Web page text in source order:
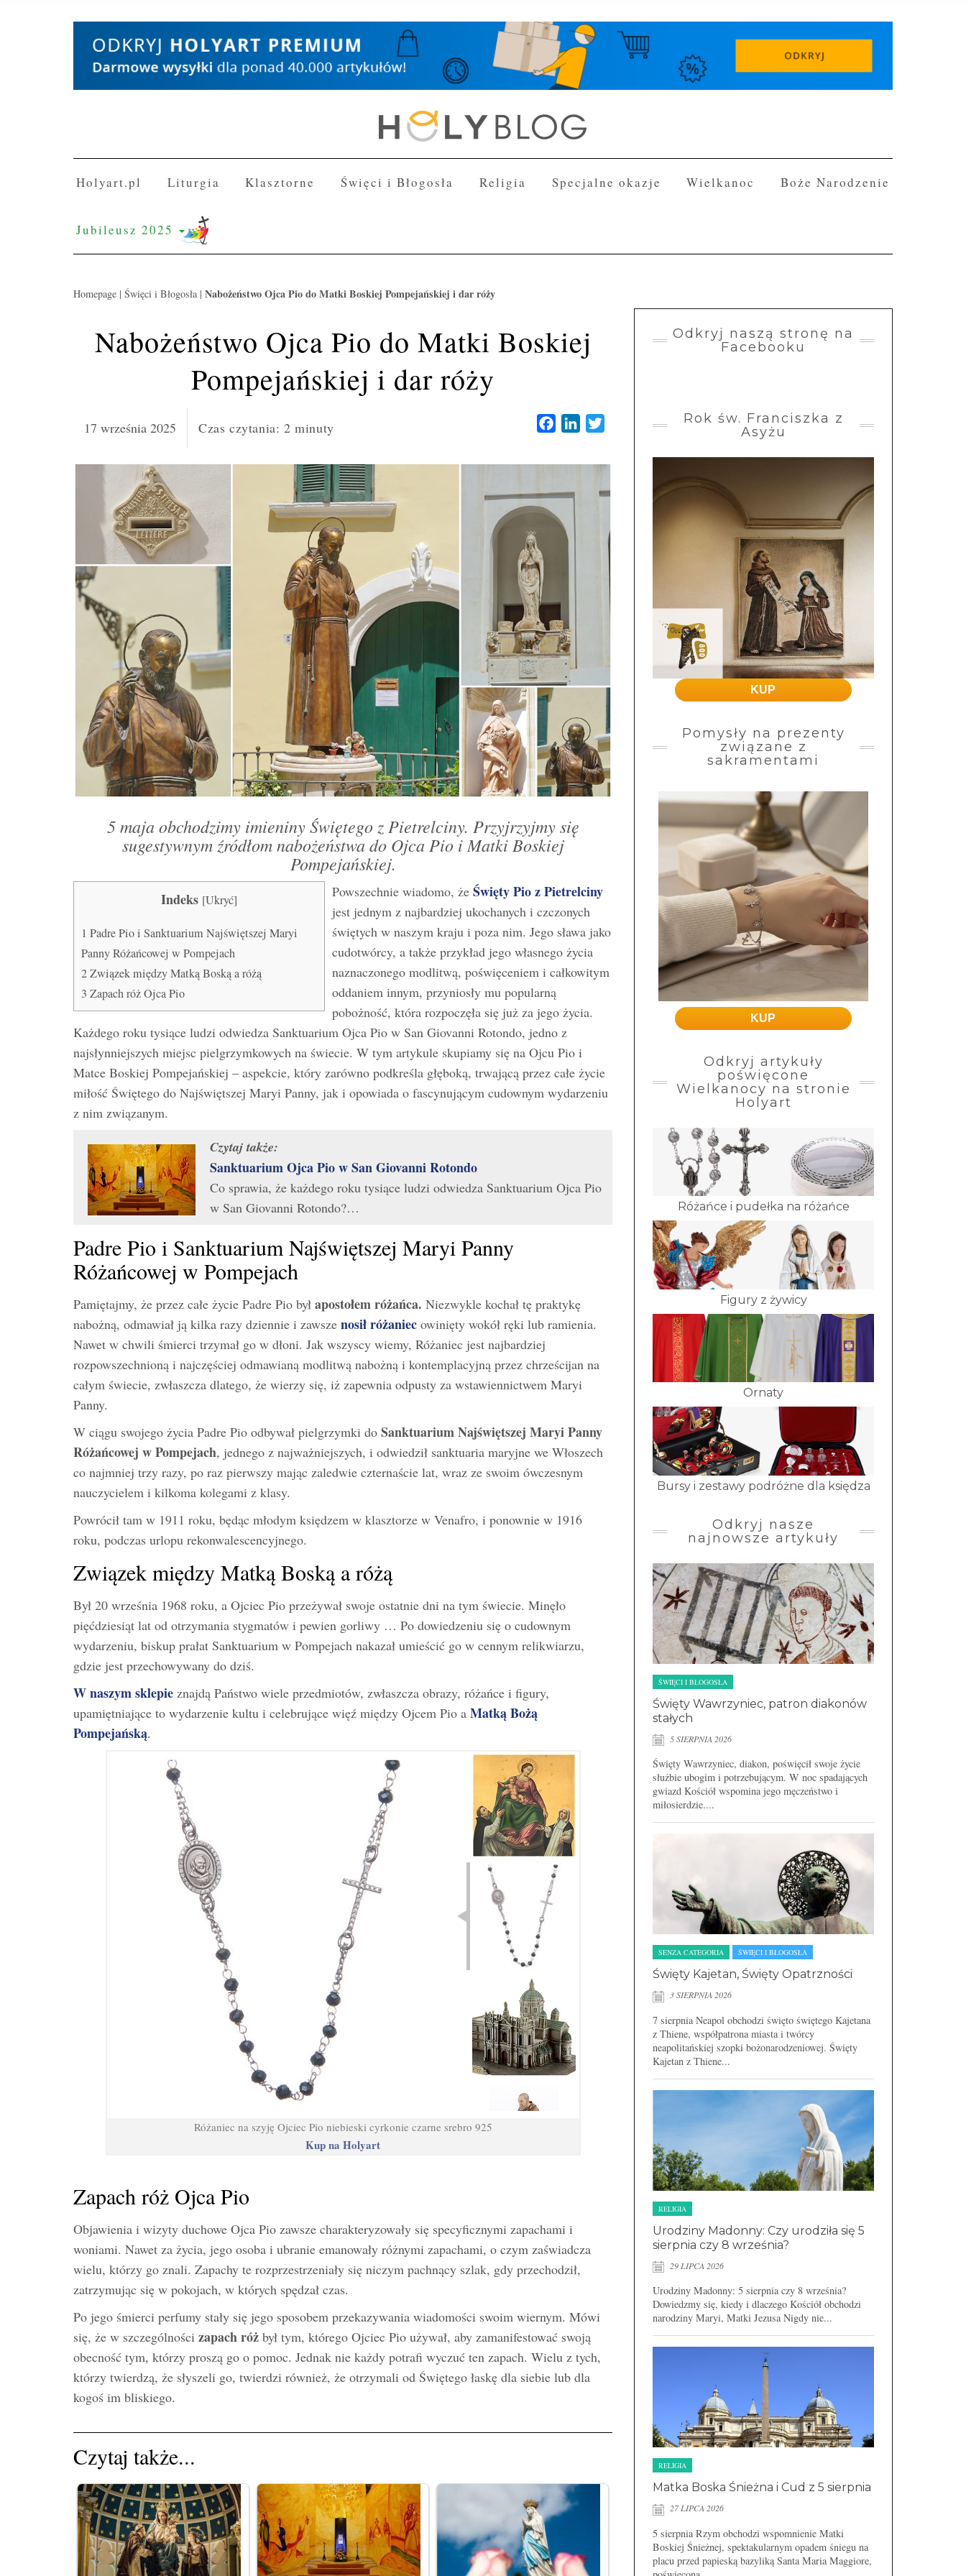
Holyart.pl Liturgia Klasztorne Święci i Błogosła Religia Specjalne okazje Wielkanoc Boże Narodzenie
Jubileusz 2025
Homepage | Święci i Błogosła | Nabożeństwo Ojca Pio do Matki Boskiej Pompejańskiej i dar róży
Nabożeństwo Ojca Pio do Matki Boskiej
Pompejańskiej i dar róży
17 września 2025 Czas czytania: 2 minuty FacebookLinkedIn
5 maja obchodzimy imieniny Świętego z Pietrelciny. Przyjrzyjmy się
sugestywnym źródłom nabożeństwa do Ojca Pio i Matki Boskiej
Pompejańskiej.
Indeks [Ukryć]
1 Padre Pio i Sanktuarium Najświętszej Maryi
Panny Różańcowej w Pompejach
2Związek między Matką Boską a różą
3 Zapach róż Ojca Pio
Powszechnie wiadomo, że Święty Pio z Pietrelciny
jest jednym z najbardziej ukochanych i czczonych
świętych w naszym kraju i poza nim. Jego sława jako
cudotwórcy, a także przykład jego własnego życia
naznaczonego modlitwą, poświęceniem i całkowitym
oddaniem innym, przyniosły mu popularną
pobożność, która rozpoczęła się już za jego życia.
Każdego roku tysiące ludzi odwiedza Sanktuarium Ojca Pio w San Giovanni Rotondo, jedno z
najsłynniejszych miejsc pielgrzymkowych na świecie. W tym artykule skupiamy się na Ojcu Pio i
Matce Boskiej Pompejańskiej – aspekcie, który zarówno podkreśla głęboką, trwającą przez całe życie
miłość Świętego do Najświętszej Maryi Panny, jak i opowiada o fascynującym cudownym wydarzeniu
z nim związanym.
Czytaj także:
Sanktuarium Ojca Pio w San Giovanni Rotondo
Co sprawia, że ​​każdego roku tysiące ludzi odwiedza Sanktuarium Ojca Pio
w San Giovanni Rotondo?…
Padre Pio i Sanktuarium Najświętszej Maryi Panny
Różańcowej w Pompejach
Pamiętajmy, że przez całe życie Padre Pio był apostołem różańca. Niezwykle kochał tę praktykę
nabożną, odmawiał ją kilka razy dziennie i zawsze nosił różaniec owinięty wokół ręki lub ramienia.
Nawet w chwili śmierci trzymał go w dłoni. Jak wszyscy wiemy, Różaniec jest najbardziej
rozpowszechnioną i najczęściej odmawianą modlitwą nabożną i kontemplacyjną przez chrześcijan na
całym świecie, zwłaszcza dlatego, że wierzy się, iż zapewnia odpusty za wstawiennictwem Maryi
Panny.
W ciągu swojego życia Padre Pio odbywał pielgrzymki do Sanktuarium Najświętszej Maryi Panny
Różańcowej w Pompejach, jednego z najważniejszych, i odwiedził sanktuaria maryjne we Włoszech
co najmniej trzy razy, po raz pierwszy mając zaledwie czternaście lat, wraz ze swoim ówczesnym
nauczycielem i kilkoma kolegami z klasy.
Powrócił tam w 1911 roku, będąc młodym księdzem w klasztorze w Venafro, i ponownie w 1916
roku, podczas urlopu rekonwalescencyjnego.
Związek między Matką Boską a różą
Był 20 września 1968 roku, a Ojciec Pio przeżywał swoje ostatnie dni na tym świecie. Minęło
pięćdziesiąt lat od otrzymania stygmatów i pewien gorliwy … Po dowiedzeniu się o cudownym
wydarzeniu, biskup prałat Sanktuarium w Pompejach nakazał umieścić go w cennym relikwiarzu,
gdzie jest przechowywany do dziś.
W naszym sklepie znajdą Państwo wiele przedmiotów, zwłaszcza obrazy, różańce i figury,
upamiętniające to wydarzenie kultu i celebrujące więź między Ojcem Pio a Matką Bożą
Pompejańską.
Różaniec na szyję Ojciec Pio niebieski cyrkonie czarne srebro 925
Kup na Holyart
Zapach róż Ojca Pio
Objawienia i wizyty duchowe Ojca Pio zawsze charakteryzowały się specyficznymi zapachami i
woniami. Nawet za życia, jego osoba i ubranie emanowały różnymi zapachami, o czym zaświadcza
wielu, którzy go znali. Zapachy te rozprzestrzeniały się niczym pachnący szlak, gdy przechodził,
zatrzymując się w pokojach, w których spędzał czas.
Po jego śmierci perfumy stały się jego sposobem przekazywania wiadomości swoim wiernym. Mówi
się, że w szczególności zapach róż był tym, którego Ojciec Pio używał, aby zamanifestować swoją
obecność tym, którzy proszą go o pomoc. Jednak nie każdy potrafi wyczuć ten zapach. Wielu z tych,
którzy twierdzą, że słyszeli go, twierdzi również, że otrzymali od Świętego łaskę dla siebie lub dla
kogoś im bliskiego.
Czytaj także...
Odkryj naszą stronę na
Facebooku
Rok św. Franciszka z
Asyżu
KUP
Pomysły na prezenty
związane z
sakramentami
KUP
Odkryj artykuły
poświęcone
Wielkanocy na stronie
Holyart
Różańce i pudełka na różańce
Figury z żywicy
Ornaty
Bursy i zestawy podróżne dla księdza
Odkryj nasze
najnowsze artykuły
ŚWIĘCI I BŁOGOSŁA
Święty Wawrzyniec, patron diakonów
stałych
5 SIERPNIA 2026
Święty Wawrzyniec, diakon, poświęcił swoje życie
służbie ubogim i potrzebującym. W noc spadających
gwiazd Kościół wspomina jego męczeństwo i
miłosierdzie....
SENZA CATEGORIA ŚWIĘCI I BŁOGOSŁA
Święty Kajetan, Święty Opatrzności
3 SIERPNIA 2026
7 sierpnia Neapol obchodzi święto świętego Kajetana
z Thiene, współpatrona miasta i twórcy
neapolitańskiej szopki bożonarodzeniowej. Święty
Kajetan z Thiene...
RELIGIA
Urodziny Madonny: Czy urodziła się 5
sierpnia czy 8 września?
29 LIPCA 2026
Urodziny Madonny: 5 sierpnia czy 8 września?
Dowiedzmy się, kiedy i dlaczego Kościół obchodzi
narodziny Maryi, Matki Jezusa Nigdy nie...
RELIGIA
Matka Boska Śnieżna i Cud z 5 sierpnia
27 LIPCA 2026
5 sierpnia Rzym obchodzi wspomnienie Matki
Boskiej Śnieżnej, spektakularnym opadem śniegu na
placu przed papieską bazyliką Santa Maria Maggiore,